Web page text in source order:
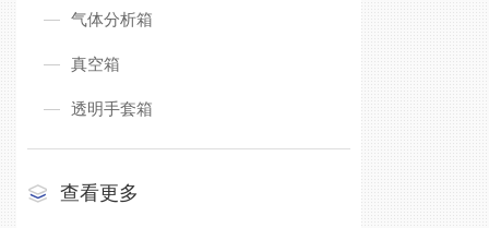
气体分析箱
真空箱
透明手套箱
查看更多